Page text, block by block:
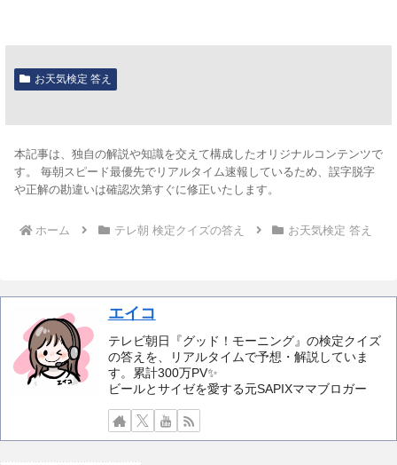
お天気検定 答え
本記事は、独自の解説や知識を交えて構成したオリジナルコンテンツで
す。 毎朝スピード最優先でリアルタイム速報しているため、誤字脱字
や正解の勘違いは確認次第すぐに修正いたします。
ホーム テレ朝 検定クイズの答え お天気検定 答え
エイコ
テレビ朝日『グッド！モーニング』の検定クイズ
の答えを、リアルタイムで予想・解説していま
す。累計300万PV✨️
ビールとサイゼを愛する元SAPIXママブロガー